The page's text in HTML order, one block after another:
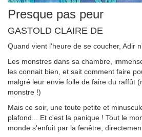
Presque pas peur
GASTOLD CLAIRE DE
Quand vient l'heure de se coucher, Adir
Les monstres dans sa chambre,
les connait bien, et sait comment faire
malgré leur envie folle de faire du raffût
monstre !)
Mais ce soir, une toute petite et
plafond... Et c'est la panique ! Tout le
monde s'enfuit par la fenêtre,